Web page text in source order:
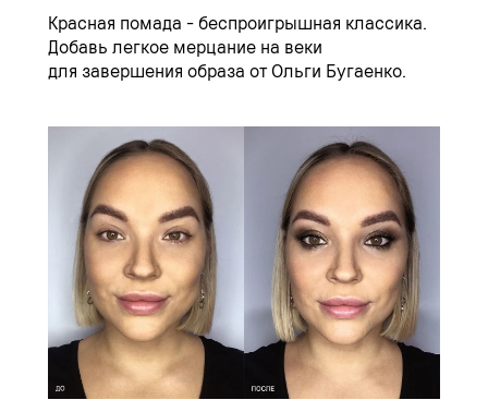
Красная помада - беспроигрышная классика.
Добавь легкое мерцание на веки
для завершения образа от Ольги Бугаенко.